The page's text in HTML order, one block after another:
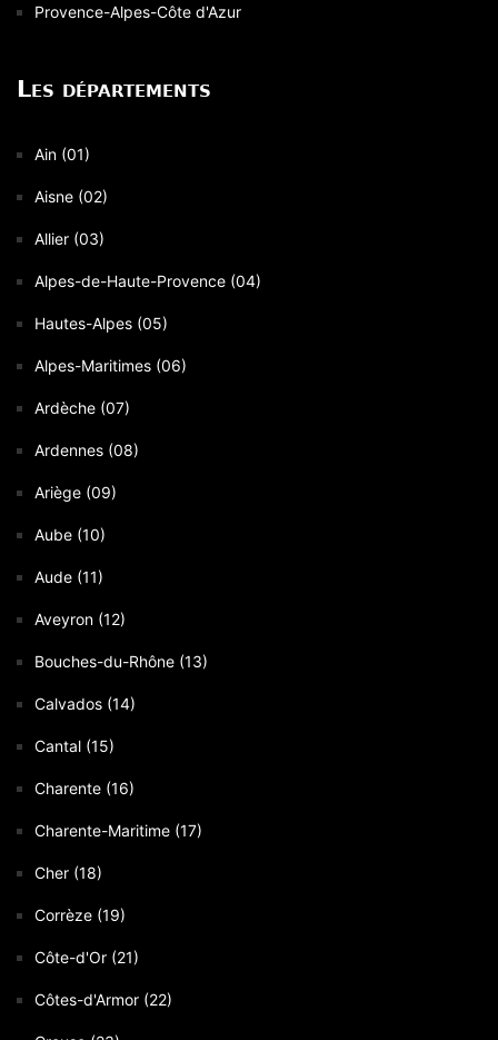
Provence-Alpes-Côte d'Azur
Les départements
Ain (01)
Aisne (02)
Allier (03)
Alpes-de-Haute-Provence (04)
Hautes-Alpes (05)
Alpes-Maritimes (06)
Ardèche (07)
Ardennes (08)
Ariège (09)
Aube (10)
Aude (11)
Aveyron (12)
Bouches-du-Rhône (13)
Calvados (14)
Cantal (15)
Charente (16)
Charente-Maritime (17)
Cher (18)
Corrèze (19)
Côte-d'Or (21)
Côtes-d'Armor (22)